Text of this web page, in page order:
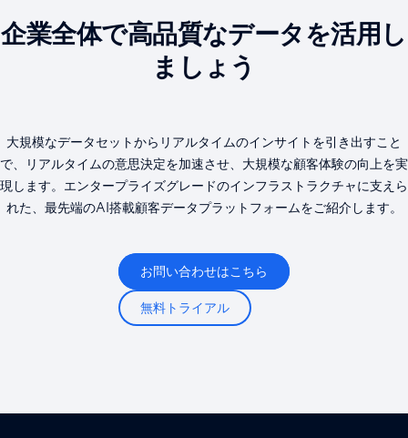
企業全体で高品質なデータを活用し
ましょう
大規模なデータセットからリアルタイムのインサイトを引き出すこと
で、リアルタイムの意思決定を加速させ、大規模な顧客体験の向上を実
現します。エンタープライズグレードのインフラストラクチャに支えら
れた、最先端のAI搭載顧客データプラットフォームをご紹介します。
お問い合わせはこちら
無料トライアル